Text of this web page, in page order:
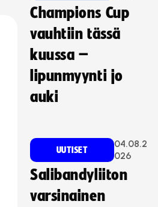
Champions Cup
vauhtiin tässä
kuussa –
lipunmyynti jo
auki
UUTISET
04.08.2
026
Salibandyliiton
varsinainen